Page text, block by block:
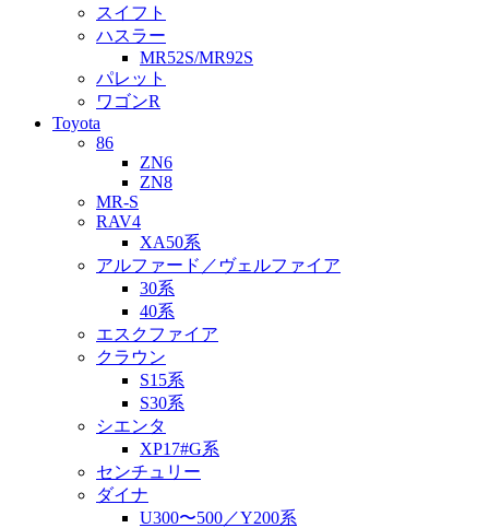
スイフト
ハスラー
MR52S/MR92S
パレット
ワゴンR
Toyota
86
ZN6
ZN8
MR-S
RAV4
XA50系
アルファード／ヴェルファイア
30系
40系
エスクファイア
クラウン
S15系
S30系
シエンタ
XP17#G系
センチュリー
ダイナ
U300〜500／Y200系